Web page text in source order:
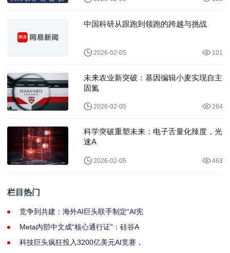
中国科研从跟跑到领跑的跨越与挑战
2026-02-05 101
未来农业新突破：基因编辑小麦实现自主
固氮
2026-02-05 264
科学突破重塑未来：电子舌量化辣度，光
速A
2026-02-05 463
栏目热门
竞争到共建：海外AI巨头联手制定“AI宪
Meta内部中文成“核心通行证”：硅谷A
科技巨头疯狂投入3200亿美元AI竞赛，